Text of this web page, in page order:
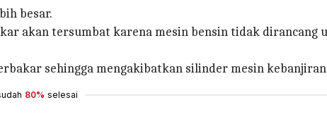
besar.
akan tersumbat karena mesin bensin tidak dirancang
sehingga mengakibatkan silinder mesin
80% selesai